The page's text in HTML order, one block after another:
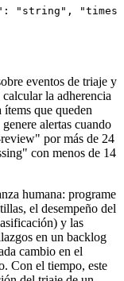
"string",
eventos de triaje y
la adherencia
que queden
alertas cuando
por más de 24
con menos de 14
humana: programe
el desempeño del
y las
en un backlog
cambio en el
Con el tiempo, este